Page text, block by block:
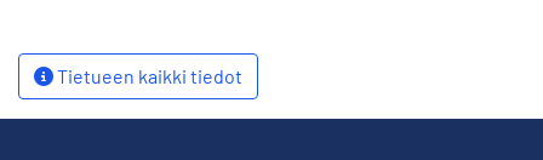
Tietueen kaikki tiedot